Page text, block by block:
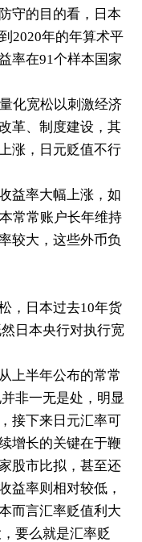
守的目的看，日本
2020年的年算术平
率在91个样本国家
化宽松以刺激经济
革、制度建设，其
涨，日元贬值不行
益率大幅上涨，如
常常账户长年维持
较大，这些外币负
，日本过去10年货
日本央行对执行宽
上半年公布的常常
非一无是处，明显
接下来日元汇率可
增长的关键在于鞭
股市比拟，甚至还
益率则相对较低，
而言汇率贬值利大
要么就是汇率贬